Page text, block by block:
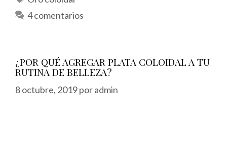
4 comentarios
¿POR QUÉ AGREGAR PLATA COLOIDAL A TU
RUTINA DE BELLEZA?
8 octubre, 2019poradmin